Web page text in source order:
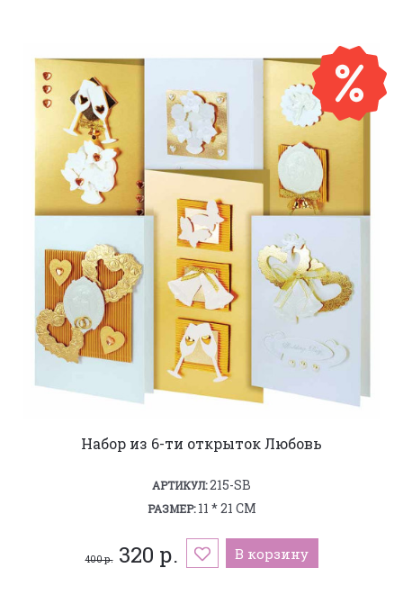
Набор из 6-ти открыток Любовь
АРТИКУЛ:215-SB
РАЗМЕР:11 * 21 СМ
400 р.320 р. В корзину